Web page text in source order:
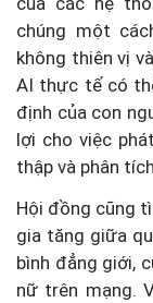
chúng một
không thiên vị
AI thực tế có
định của con
lợi cho việc
thập và phân
Hội đồng cũng
gia tăng giữa
bình đẳng giới,
nữ trên mạng.